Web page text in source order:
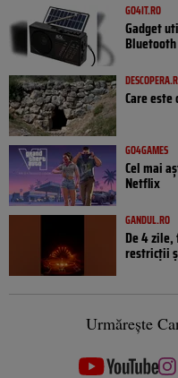
GO4IT.RO
Gadget
Care
GO4GAMES
Cel mai
Netflix
GANDUL.RO
De 4
restricții
Urmărește